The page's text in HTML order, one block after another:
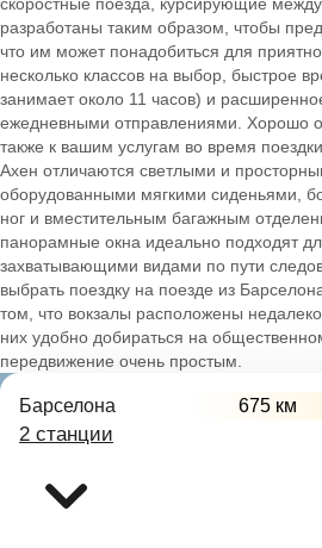
разработаны таким образом, чтобы
что им может понадобиться для
несколько классов на выбор, быстрое
занимает около 11 часов) и
ежедневными отправлениями. Хорошо
также к вашим услугам во время
Ахен отличаются светлыми и
оборудованными мягкими сиденьями,
ног и вместительным багажным
панорамные окна идеально подходят
захватывающими видами по пути
выбрать поездку на поезде из
том, что вокзалы расположены
них удобно добираться на
передвижение очень простым.
Барселона 675 км
2 станции